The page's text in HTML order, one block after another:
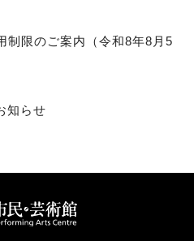
制限のご案内（令和8年8月5
知らせ